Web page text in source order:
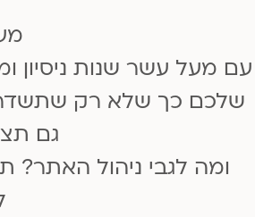
עם מעל עשר שנות ניסיון
גם
ומה לגבי ניהול